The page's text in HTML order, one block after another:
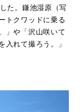
た。鎌池湿原（写
トクワッドに乗る
」や「沢山咲いて
入れて撮ろう。」